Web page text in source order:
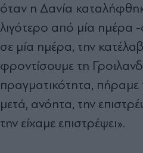
όταν η Δανία
λιγότερο από μία ημέρα -
σε μία ημέρα, την
φροντίσουμε τη
πραγματικότητα, πήραμε
μετά, ανόητα, την
την είχαμε επιστρέψει».